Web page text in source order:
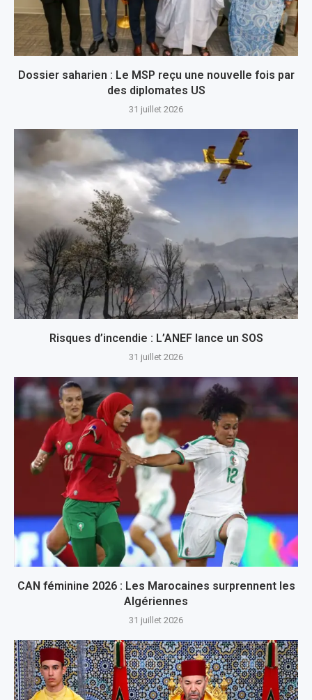
Dossier saharien : Le MSP reçu une nouvelle fois par
des diplomates US
31 juillet 2026
Risques d’incendie : L’ANEF lance un SOS
31 juillet 2026
CAN féminine 2026 : Les Marocaines surprennent les
Algériennes
31 juillet 2026